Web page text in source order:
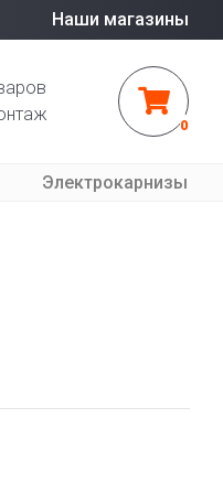
Наши магазины
0
Электрокарнизы